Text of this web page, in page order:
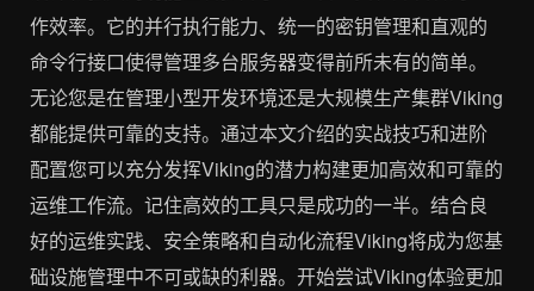
作效率。它的并行执行能力、统一的密钥管理和直观的
命令行接口使得管理多台服务器变得前所未有的简单。
无论您是在管理小型开发环境还是大规模生产集群Viking
都能提供可靠的支持。通过本文介绍的实战技巧和进阶
配置您可以充分发挥Viking的潜力构建更加高效和可靠的
运维工作流。记住高效的工具只是成功的一半。结合良
好的运维实践、安全策略和自动化流程Viking将成为您基
础设施管理中不可或缺的利器。开始尝试Viking体验更加